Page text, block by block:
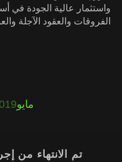
واستثمار عالية الجودة في
الفروقات والعقود الآجلة
تم الانتهاء من
مايو